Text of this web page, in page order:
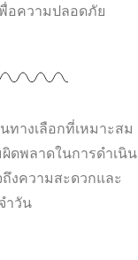
อความปลอดภัย
างเลือกที่เหมาะสม
ดพลาดในการดำเนิน
งความสะดวกและ
ำวัน